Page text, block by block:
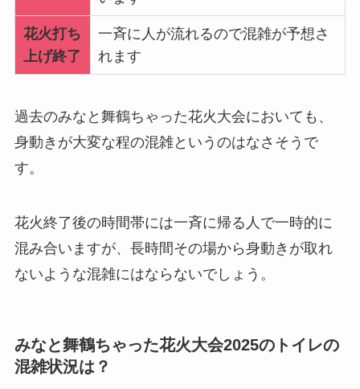
花火打ち
上げ終了
一斉に人が流れるので混雑が予想さ
れます
過去のみなと舞鶴ちゃった花火大会においても、
身動きが大変な程の混雑というのはなさそうで
す。
花火終了後の時間帯には一斉に帰る人で一時的に
混み合いますが、長時間その場から身動きが取れ
ないような混雑にはならないでしょう。
みなと舞鶴ちゃった花火大会2025のトイレの
混雑状況は？